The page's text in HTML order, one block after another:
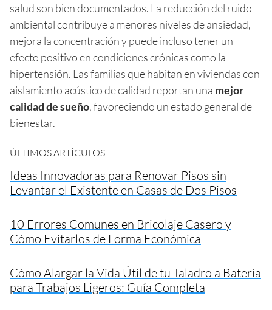
salud son bien documentados. La reducción del ruido
ambiental contribuye a menores niveles de ansiedad,
mejora la concentración y puede incluso tener un
efecto positivo en condiciones crónicas como la
hipertensión. Las familias que habitan en viviendas con
aislamiento acústico de calidad reportan una mejor
calidad de sueño, favoreciendo un estado general de
bienestar.
ÚLTIMOS ARTÍCULOS
Ideas Innovadoras para Renovar Pisos sin
Levantar el Existente en Casas de Dos Pisos
10 Errores Comunes en Bricolaje Casero y
Cómo Evitarlos de Forma Económica
Cómo Alargar la Vida Útil de tu Taladro a Batería
para Trabajos Ligeros: Guía Completa